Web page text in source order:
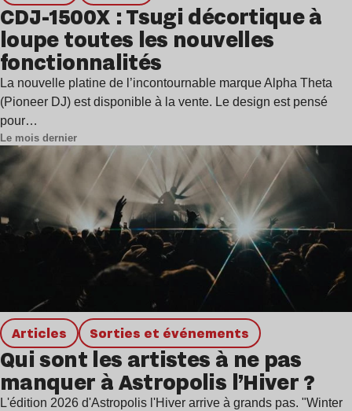
CDJ-1500X : Tsugi décortique à
loupe toutes les nouvelles
fonctionnalités
La nouvelle platine de l’incontournable marque Alpha Theta
(Pioneer DJ) est disponible à la vente. Le design est pensé
pour…
Le mois dernier
Articles Sorties et événements
Qui sont les artistes à ne pas
manquer à Astropolis l’Hiver ?
L'édition 2026 d'Astropolis l'Hiver arrive à grands pas. "Winter